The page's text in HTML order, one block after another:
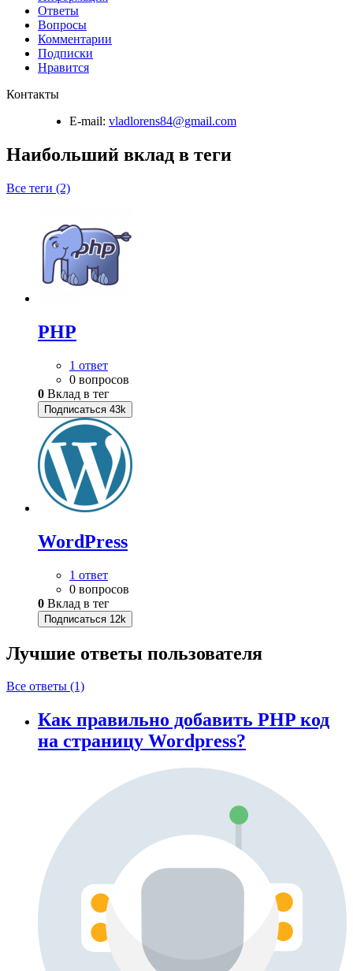
Ответы
Вопросы
Комментарии
Подписки
Нравится
Контакты
E-mail: vladlorens84@gmail.com
Наибольший вклад в теги
Все теги (2)
PHP
1 ответ
0 вопросов
0 Вклад в тег
Подписаться 43k
WordPress
1 ответ
0 вопросов
0 Вклад в тег
Подписаться 12k
Лучшие ответы пользователя
Все ответы (1)
Как правильно добавить PHP код
на страницу Wordpress?